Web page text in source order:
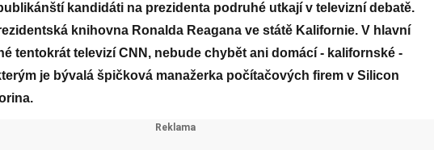
kandidáti na prezidenta podruhé utkají v televizní debatě.
knihovna Ronalda Reagana ve státě Kalifornie. V hlavní
tentokrát televizí CNN, nebude chybět ani domácí - kalifornské -
je bývalá špičková manažerka počítačových firem v Silicon